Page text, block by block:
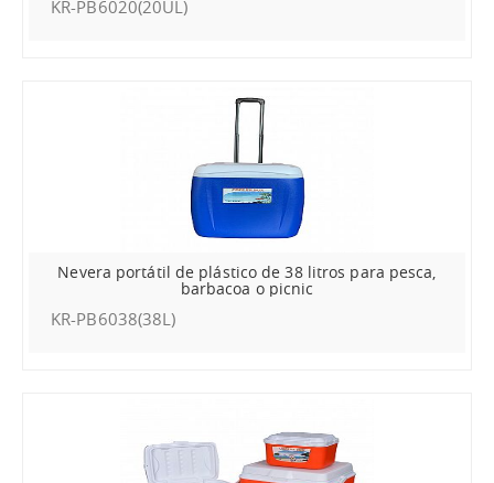
KR-PB6020(20UL)
Nevera portátil de plástico de 38 litros para pesca,
barbacoa o picnic
KR-PB6038(38L)